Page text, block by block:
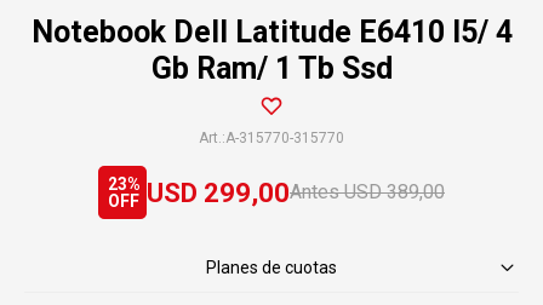
Notebook Dell Latitude E6410 I5/ 4
Gb Ram/ 1 Tb Ssd
A-315770-315770
USD 299,00 USD 389,00
23
Planes de cuotas